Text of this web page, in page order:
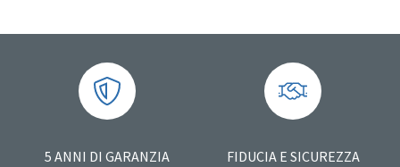
5 ANNI DI GARANZIA FIDUCIA E SICUREZZA